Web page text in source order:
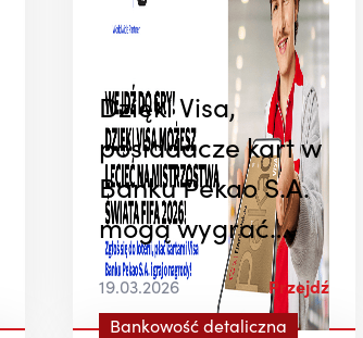
Dzięki Visa,
posiadacze kart w
Banku Pekao S.A.
mogą wygrać
bilety na mecz
FIFA World Cup
19.03.2026 Przejdź
Bankowość detaliczna